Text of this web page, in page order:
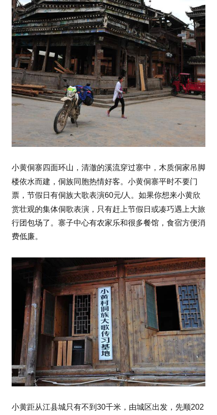
小黄侗寨四面环山，清澈的溪流穿过寨中，木质侗家吊脚
楼依水而建， 侗族同胞热情好客。小黄侗寨平时不要门
票，节假日有侗族大歌表演60元/人。如果你想来小黄欣
赏壮观的集体侗歌表演，只有赶上节假日或凑巧遇上大旅
行团包场了。寨子中心有农家乐和很多餐馆，食宿方便消
费低廉。
小黄距从江县城只有不到30千米，由城区出发，先顺202